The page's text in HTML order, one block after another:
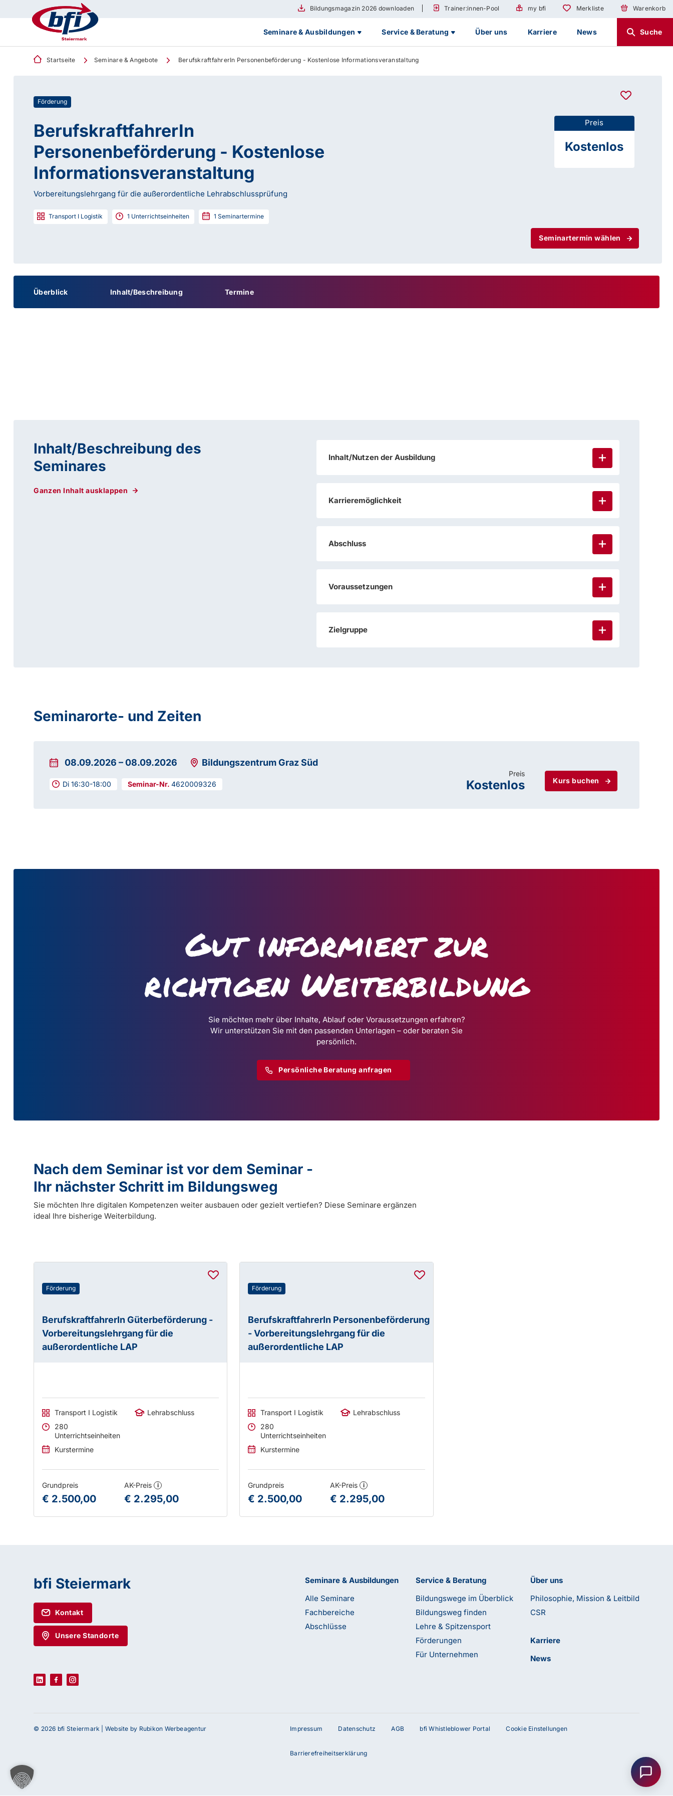
Bildungsmagazin 2026 downloaden Trainer:innen-Pool my bfi Merkliste Warenkorb
Seminare & Ausbildungen Service & Beratung Über uns Karriere News Suche
Startseite Seminare & Angebote BerufskraftfahrerIn Personenbeförderung - Kostenlose Informationsveranstaltung
Förderung
BerufskraftfahrerIn
Personenbeförderung - Kostenlose
Informationsveranstaltung
Vorbereitungslehrgang für die außerordentliche Lehrabschlussprüfung
Transport I Logistik 1 Unterrichtseinheiten 1 Seminartermine
Preis
Kostenlos
Seminartermin wählen
Überblick Inhalt/Beschreibung Termine
Inhalt/Beschreibung des
Seminares
Ganzen Inhalt ausklappen
Inhalt/Nutzen der Ausbildung
Karrieremöglichkeit
Abschluss
Voraussetzungen
Zielgruppe
Seminarorte- und Zeiten
08.09.2026 –08.09.2026 Bildungszentrum Graz Süd
Di 16:30-18:00 4620009326 Kurs buchen
Preis
Kostenlos
Gut informiert zur
richtigen Weiterbildung
Sie möchten mehr über Inhalte, Ablauf oder Voraussetzungen erfahren?
Wir unterstützen Sie mit den passenden Unterlagen – oder beraten Sie
persönlich.
Persönliche Beratung anfragen
Nach dem Seminar ist vor dem Seminar -
Ihr nächster Schritt im Bildungsweg
Sie möchten Ihre digitalen Kompetenzen weiter ausbauen oder gezielt vertiefen? Diese Seminare ergänzen
ideal Ihre bisherige Weiterbildung.
Förderung
BerufskraftfahrerIn Güterbeförderung -
Vorbereitungslehrgang für die
außerordentliche LAP
Transport I Logistik
280
Unterrichtseinheiten
Kurstermine
Lehrabschluss
Grundpreis
€ 2.500,00
AK-Preis i
€ 2.295,00
Förderung
BerufskraftfahrerIn Personenbeförderung
- Vorbereitungslehrgang für die
außerordentliche LAP
Transport I Logistik
280
Unterrichtseinheiten
Kurstermine
Lehrabschluss
Grundpreis
€ 2.500,00
AK-Preis i
€ 2.295,00
bfi Steiermark
Kontakt
Unsere Standorte
Über uns
Philosophie, Mission & Leitbild
CSR
Karriere
News
Service & Beratung
Bildungswege im Überblick
Bildungsweg finden
Lehre & Spitzensport
Förderungen
Für Unternehmen
Seminare & Ausbildungen
Alle Seminare
Fachbereiche
Abschlüsse
© 2026 bfi Steiermark | Website by Rubikon Werbeagentur Impressum Datenschutz AGB bfi Whistleblower Portal Cookie Einstellungen
Barrierefreiheitserklärung